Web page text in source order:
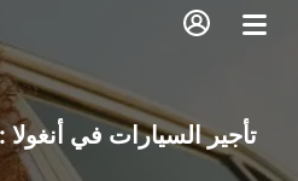
تأجير السيارات في